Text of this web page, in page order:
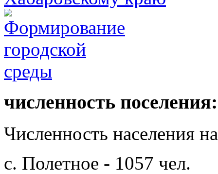
численность поселения:
Численность населения
с. Полетное - 1057 чел.